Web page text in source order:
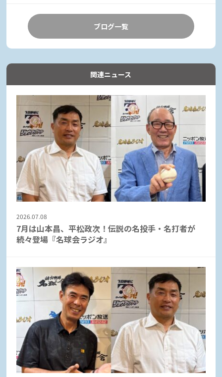
ブログ一覧
関連ニュース
2026.07.08
7月は山本昌、平松政次！伝説の名投手・名打者が
続々登場『名球会ラジオ』